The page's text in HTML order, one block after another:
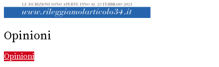
Opinioni
Opinioni